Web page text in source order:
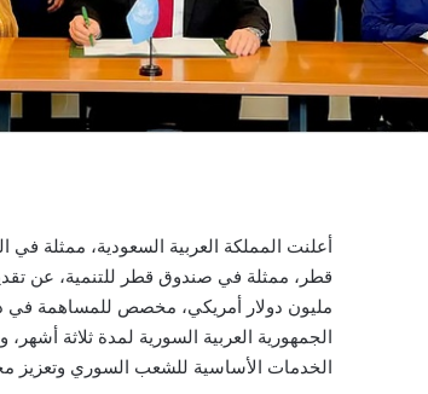
أعلنت المملكة العربية السعودية، ممثلة في
مليون دولار أمريكي، مخصص للمساهمة في
الجمهورية العربية السورية لمدة ثلاثة
الخدمات الأساسية للشعب السوري وتعزيز